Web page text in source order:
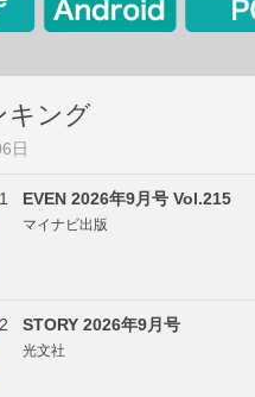
キング
日
1 EVEN 2026年9月号 Vol.215
マイナビ出版
2 STORY 2026年9月号
光文社